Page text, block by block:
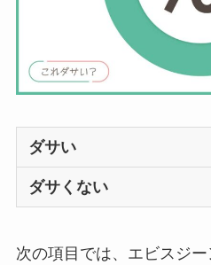
ダサい
ダサくない
次の項目では、エビスジ